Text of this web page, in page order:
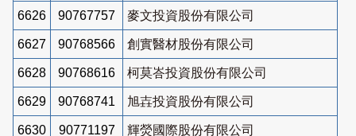
6626 90767757 麥文投資股份有限公司
6627 90768566 創實醫材股份有限公司
6628 90768616 柯莫峇投資股份有限公司
6629 90768741 旭壵投資股份有限公司
6630 90771197 輝熒國際股份有限公司